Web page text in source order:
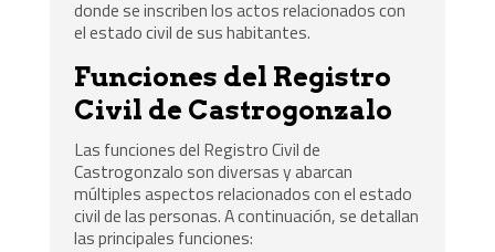
donde se inscriben los actos relacionados con
el estado civil de sus habitantes.
Funciones del Registro
Civil de Castrogonzalo
Las funciones del Registro Civil de
Castrogonzalo son diversas y abarcan
múltiples aspectos relacionados con el estado
civil de las personas. A continuación, se detallan
las principales funciones: